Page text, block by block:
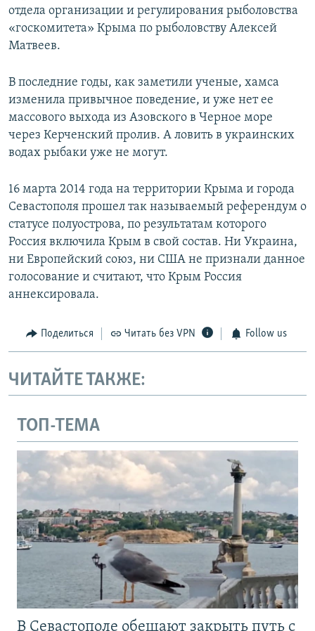
отдела организации и регулирования рыболовства
«госкомитета» Крыма по рыболовству Алексей
Матвеев.
В последние годы, как заметили ученые, хамса
изменила привычное поведение, и уже нет ее
массового выхода из Азовского в Черное море
через Керченский пролив. А ловить в украинских
водах рыбаки уже не могут.
16 марта 2014 года на территории Крыма и города
Севастополя прошел так называемый референдум о
статусе полуострова, по результатам которого
Россия включила Крым в свой состав. Ни Украина,
ни Европейский союз, ни США не признали данное
голосование и считают, что Крым Россия
аннексировала.
Поделиться Читать без VPN Follow us
ЧИТАЙТЕ ТАКЖЕ:
ТОП-ТЕМА
В Севастополе обещают закрыть путь с